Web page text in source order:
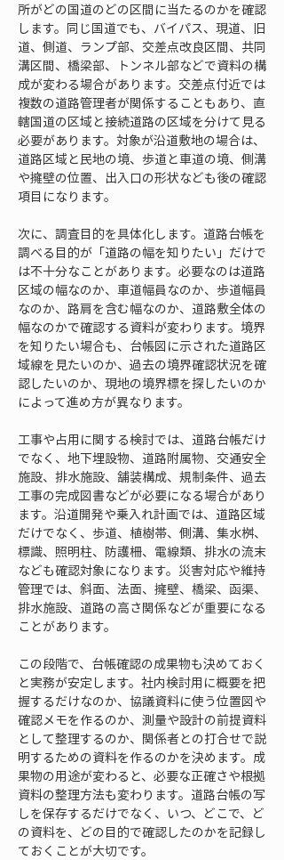
所がどの国道のどの区間に当たるのかを確認
します。同じ国道でも、バイパス、現道、旧
道、側道、ランプ部、交差点改良区間、共同
溝区間、橋梁部、トンネル部などで資料の構
成が変わる場合があります。交差点付近では
複数の道路管理者が関係することもあり、直
轄国道の区域と接続道路の区域を分けて見る
必要があります。対象が沿道敷地の場合は、
道路区域と民地の境、歩道と車道の境、側溝
や擁壁の位置、出入口の形状なども後の確認
項目になります。
次に、調査目的を具体化します。道路台帳を
調べる目的が「道路の幅を知りたい」だけで
は不十分なことがあります。必要なのは道路
区域の幅なのか、車道幅員なのか、歩道幅員
なのか、路肩を含む幅なのか、道路敷全体の
幅なのかで確認する資料が変わります。境界
を知りたい場合も、台帳図に示された道路区
域線を見たいのか、過去の境界確認状況を確
認したいのか、現地の境界標を探したいのか
によって進め方が異なります。
工事や占用に関する検討では、道路台帳だけ
でなく、地下埋設物、道路附属物、交通安全
施設、排水施設、舗装構成、規制条件、過去
工事の完成図書などが必要になる場合があり
ます。沿道開発や乗入れ計画では、道路区域
だけでなく、歩道、植樹帯、側溝、集水桝、
標識、照明柱、防護柵、電線類、排水の流末
なども確認対象になります。災害対応や維持
管理では、斜面、法面、擁壁、橋梁、函渠、
排水施設、道路の高さ関係などが重要になる
ことがあります。
この段階で、台帳確認の成果物も決めておく
と実務が安定します。社内検討用に概要を把
握するだけなのか、協議資料に使う位置図や
確認メモを作るのか、測量や設計の前提資料
として整理するのか、関係者との打合せで説
明するための資料を作るのかを決めます。成
果物の用途が変わると、必要な正確さや根拠
資料の整理方法も変わります。道路台帳の写
しを保存するだけでなく、いつ、どこで、ど
の資料を、どの目的で確認したのかを記録し
ておくことが大切です。